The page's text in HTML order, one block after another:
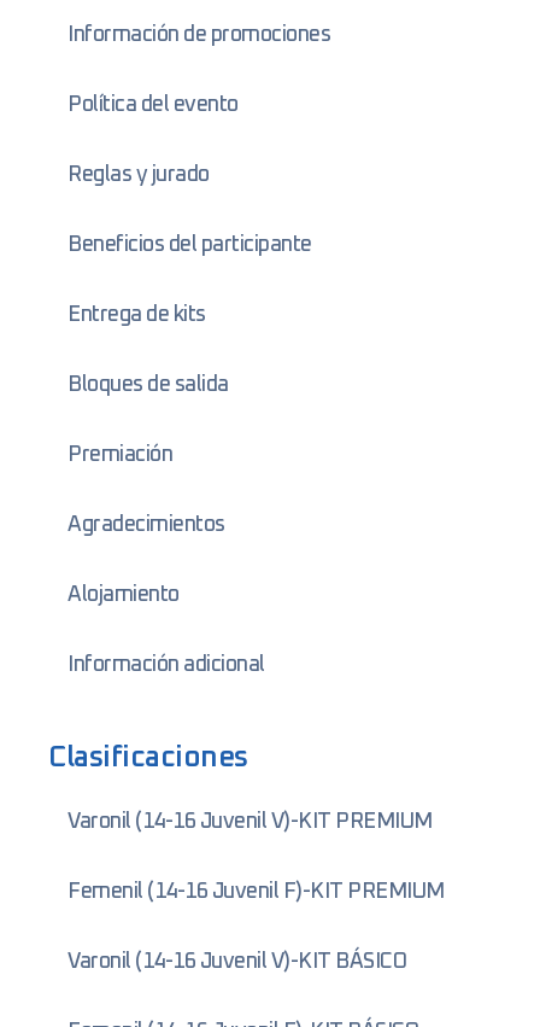
Información de promociones
Política del evento
Reglas y jurado
Beneficios del participante
Entrega de kits
Bloques de salida
Premiación
Agradecimientos
Alojamiento
Información adicional
Clasificaciones
Varonil (14-16 Juvenil V)-KIT PREMIUM
Femenil (14-16 Juvenil F)-KIT PREMIUM
Varonil (14-16 Juvenil V)-KIT BÁSICO